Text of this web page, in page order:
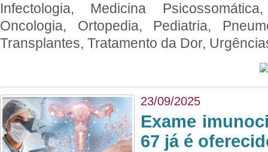
Infectologia, Medicina
Oncologia, Ortopedia, Pediatria,
Transplantes, Tratamento da Dor,
23/09/2025
Exame
67 já é